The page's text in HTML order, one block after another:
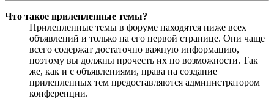
Что такое прилепленные темы?
Прилепленные темы в форуме находятся ниже всех
объявлений и только на его первой странице. Они чаще
всего содержат достаточно важную информацию,
поэтому вы должны прочесть их по возможности. Так
же, как и с объявлениями, права на создание
прилепленных тем предоставляются администратором
конференции.